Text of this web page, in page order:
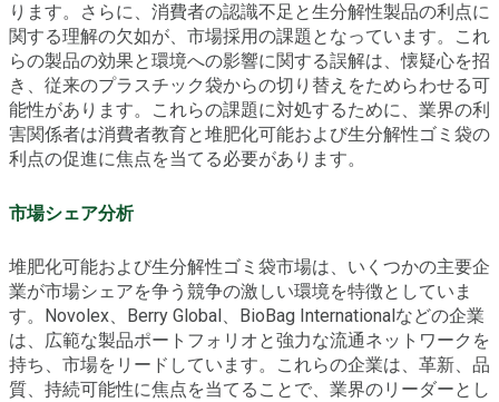
ります。さらに、消費者の認識不足と生分解性製品の利点に
関する理解の欠如が、市場採用の課題となっています。これ
らの製品の効果と環境への影響に関する誤解は、懐疑心を招
き、従来のプラスチック袋からの切り替えをためらわせる可
能性があります。これらの課題に対処するために、業界の利
害関係者は消費者教育と堆肥化可能および生分解性ゴミ袋の
利点の促進に焦点を当てる必要があります。
市場シェア分析
堆肥化可能および生分解性ゴミ袋市場は、いくつかの主要企
業が市場シェアを争う競争の激しい環境を特徴としていま
す。Novolex、Berry Global、BioBag Internationalなどの企業
は、広範な製品ポートフォリオと強力な流通ネットワークを
持ち、市場をリードしています。これらの企業は、革新、品
質、持続可能性に焦点を当てることで、業界のリーダーとし